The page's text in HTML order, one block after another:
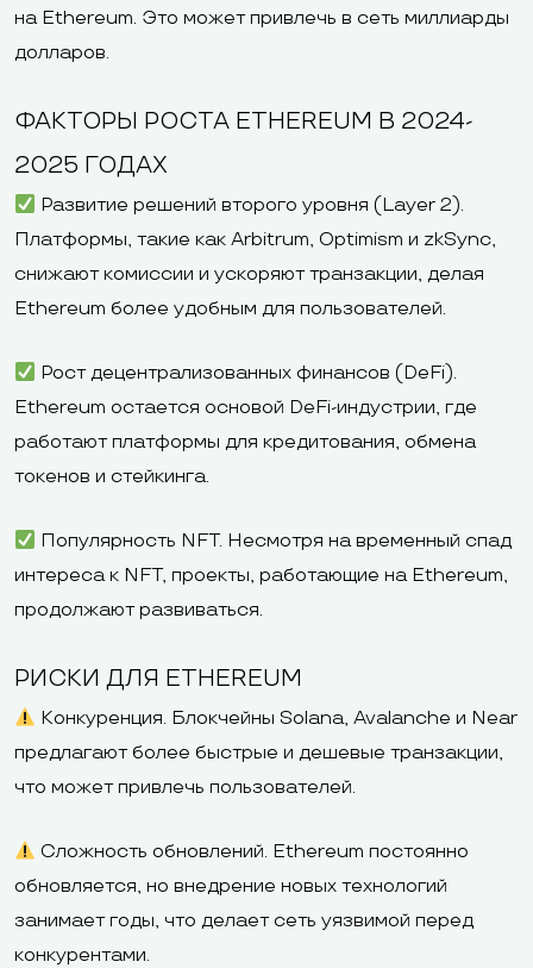
на Ethereum. Это может привлечь в сеть миллиарды
долларов.
ФАКТОРЫ РОСТА ETHEREUM В 2024-
2025 ГОДАХ
Развитие решений второго уровня (Layer 2).
Платформы, такие как Arbitrum, Optimism и zkSync,
снижают комиссии и ускоряют транзакции, делая
Ethereum более удобным для пользователей.
Рост децентрализованных финансов (DeFi).
Ethereum остается основой DeFi-индустрии, где
работают платформы для кредитования, обмена
токенов и стейкинга.
Популярность NFT. Несмотря на временный спад
интереса к NFT, проекты, работающие на Ethereum,
продолжают развиваться.
РИСКИ ДЛЯ ETHEREUM
Конкуренция. Блокчейны Solana, Avalanche и Near
предлагают более быстрые и дешевые транзакции,
что может привлечь пользователей.
Сложность обновлений. Ethereum постоянно
обновляется, но внедрение новых технологий
занимает годы, что делает сеть уязвимой перед
конкурентами.